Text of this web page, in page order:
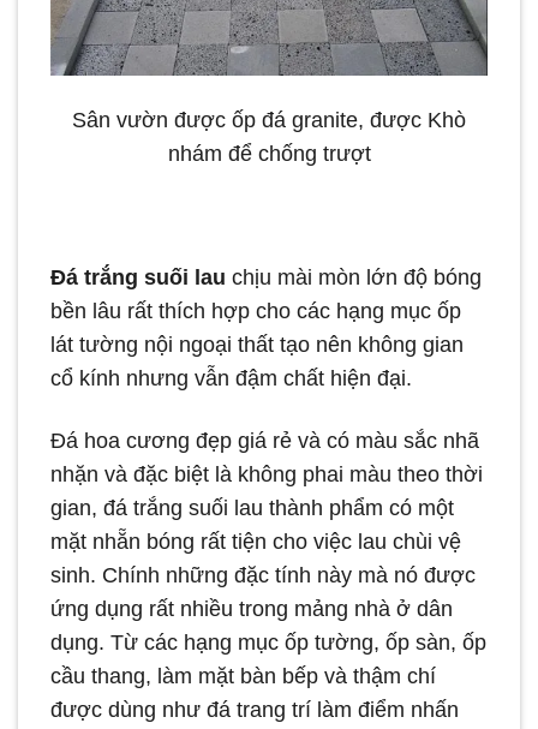
Sân vườn được ốp đá granite, được Khò
nhám để chống trượt
Đá trắng suối lau chịu mài mòn lớn độ bóng
bền lâu rất thích hợp cho các hạng mục ốp
lát tường nội ngoại thất tạo nên không gian
cổ kính nhưng vẫn đậm chất hiện đại.
Đá hoa cương đẹp giá rẻ và có màu sắc nhã
nhặn và đặc biệt là không phai màu theo thời
gian, đá trắng suối lau thành phẩm có một
mặt nhẵn bóng rất tiện cho việc lau chùi vệ
sinh. Chính những đặc tính này mà nó được
ứng dụng rất nhiều trong mảng nhà ở dân
dụng. Từ các hạng mục ốp tường, ốp sàn, ốp
cầu thang, làm mặt bàn bếp và thậm chí
được dùng như đá trang trí làm điểm nhấn